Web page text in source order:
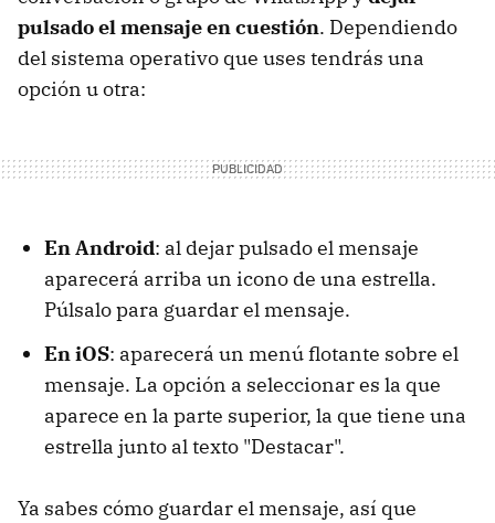
pulsado el mensaje en cuestión. Dependiendo
del sistema operativo que uses tendrás una
opción u otra:
En Android: al dejar pulsado el mensaje
aparecerá arriba un icono de una estrella.
Púlsalo para guardar el mensaje.
En iOS: aparecerá un menú flotante sobre el
mensaje. La opción a seleccionar es la que
aparece en la parte superior, la que tiene una
estrella junto al texto "Destacar".
Ya sabes cómo guardar el mensaje, así que